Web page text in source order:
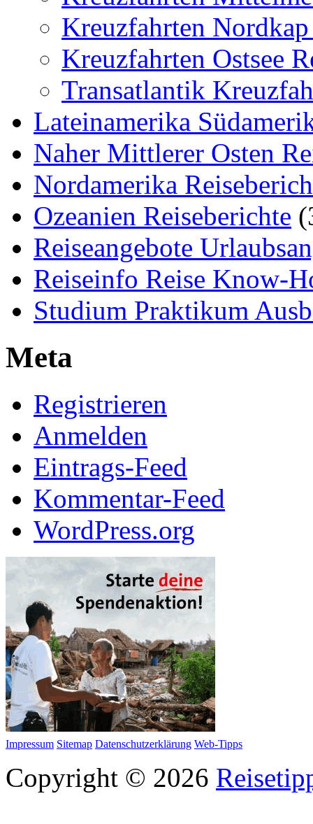
Kreuzfahrten
Kreuzfahrten Ostsee
Transatlantik
Lateinamerika
Naher Mittlerer Osten
Nordamerika
Ozeanien Reiseberichte
Reiseangebote
Reiseinfo Reise Know-
Studium Praktikum
Meta
Registrieren
Anmelden
Eintrags-Feed
Kommentar-Feed
WordPress.org
Impressum Sitemap Datenschutzerklärung Web-Tipps
Copyright © 2026